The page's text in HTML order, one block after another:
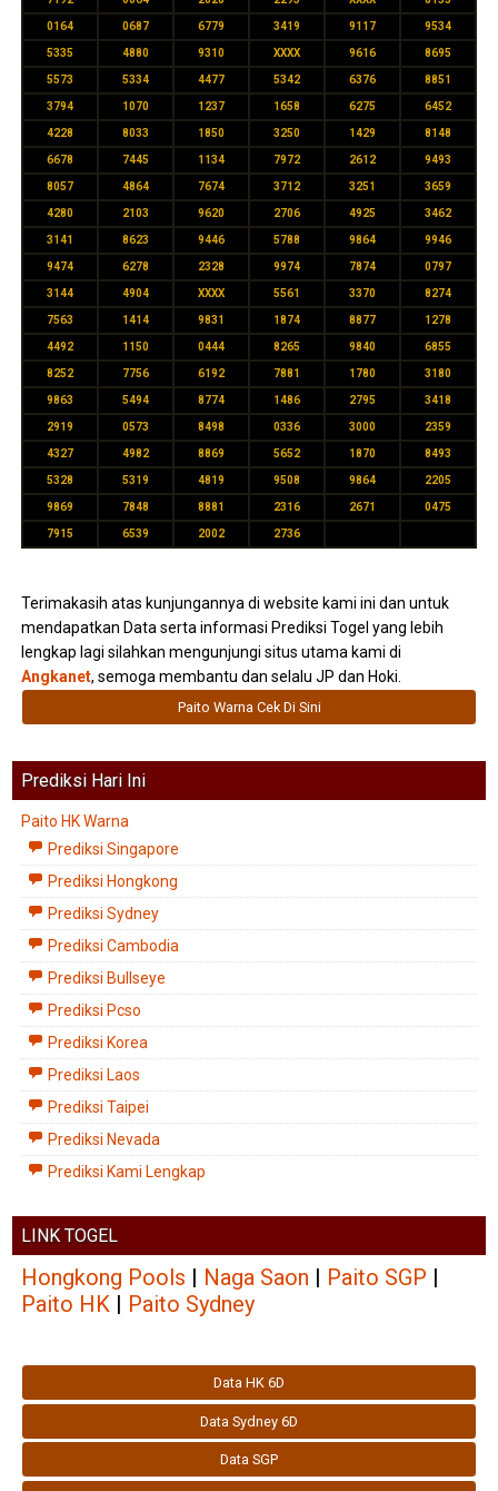
0164 0687 6779 3419 9117 9534
5335 4880 9310 XXXX 9616 8695
5573 5334 4477 5342 6376 8851
3794 1070 1237 1658 6275 6452
4228 8033 1850 3250 1429 8148
6678 7445 1134 7972 2612 9493
8057 4864 7674 3712 3251 3659
4280 2103 9620 2706 4925 3462
3141 8623 9446 5788 9864 9946
9474 6278 2328 9974 7874 0797
3144 4904 XXXX 5561 3370 8274
7563 1414 9831 1874 8877 1278
4492 1150 0444 8265 9840 6855
8252 7756 6192 7881 1780 3180
9863 5494 8774 1486 2795 3418
2919 0573 8498 0336 3000 2359
4327 4982 8869 5652 1870 8493
5328 5319 4819 9508 9864 2205
9869 7848 8881 2316 2671 0475
7915 6539 2002 2736
Terimakasih atas kunjungannya di website kami ini dan untuk
mendapatkan Data serta informasi Prediksi Togel yang lebih
lengkap lagi silahkan mengunjungi situs utama kami di
Angkanet, semoga membantu dan selalu JP dan Hoki.
Paito Warna Cek Di Sini
Prediksi Hari Ini
Paito HK Warna
Prediksi Singapore
Prediksi Hongkong
Prediksi Sydney
Prediksi Cambodia
Prediksi Bullseye
Prediksi Pcso
Prediksi Korea
Prediksi Laos
Prediksi Taipei
Prediksi Nevada
Prediksi Kami Lengkap
LINK TOGEL
Hongkong Pools | Naga Saon | Paito SGP |
Paito HK | Paito Sydney
Data HK 6D
Data Sydney 6D
Data SGP